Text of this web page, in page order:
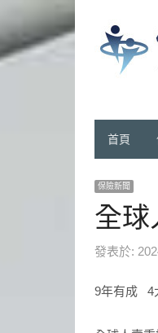
首頁
保險新聞
全球
發表於:
9年有成 4